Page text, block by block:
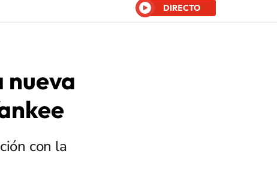
DIRECTO
nueva
con la